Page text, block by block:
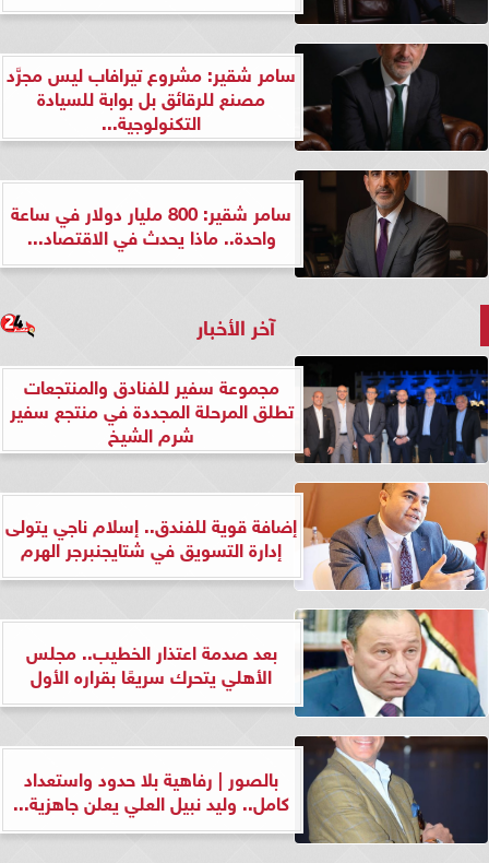
سامر شقير: مشروع تيرافاب ليس مجرَّد
مصنع للرقائق بل بوابة للسيادة
التكنولوجية...
سامر شقير: 800 مليار دولار في ساعة
واحدة.. ماذا يحدث في الاقتصاد...
آخر الأخبار
مجموعة سفير للفنادق والمنتجعات
تطلق المرحلة المجددة في منتجع سفير
شرم الشيخ
إضافة قوية للفندق.. إسلام ناجي يتولى
إدارة التسويق في شتايجنبرجر الهرم
بعد صدمة اعتذار الخطيب.. مجلس
الأهلي يتحرك سريعًا بقراره الأول
بالصور | رفاهية بلا حدود واستعداد
كامل.. وليد نبيل العلي يعلن جاهزية...